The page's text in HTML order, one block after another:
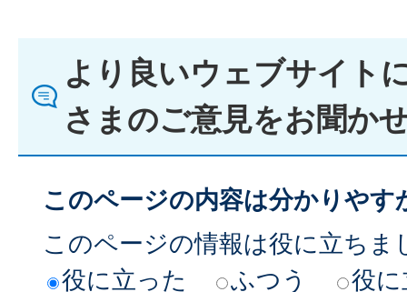
より良いウェブサイト
さまのご意見をお聞か
このページの内容は分かりやす
このページの情報は役に立ちま
役に立った
ふつう 役